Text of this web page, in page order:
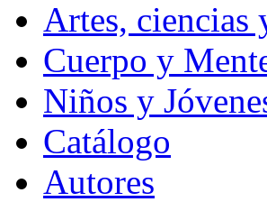
Artes, ciencias
Cuerpo y
Niños y
Catálogo
Autores